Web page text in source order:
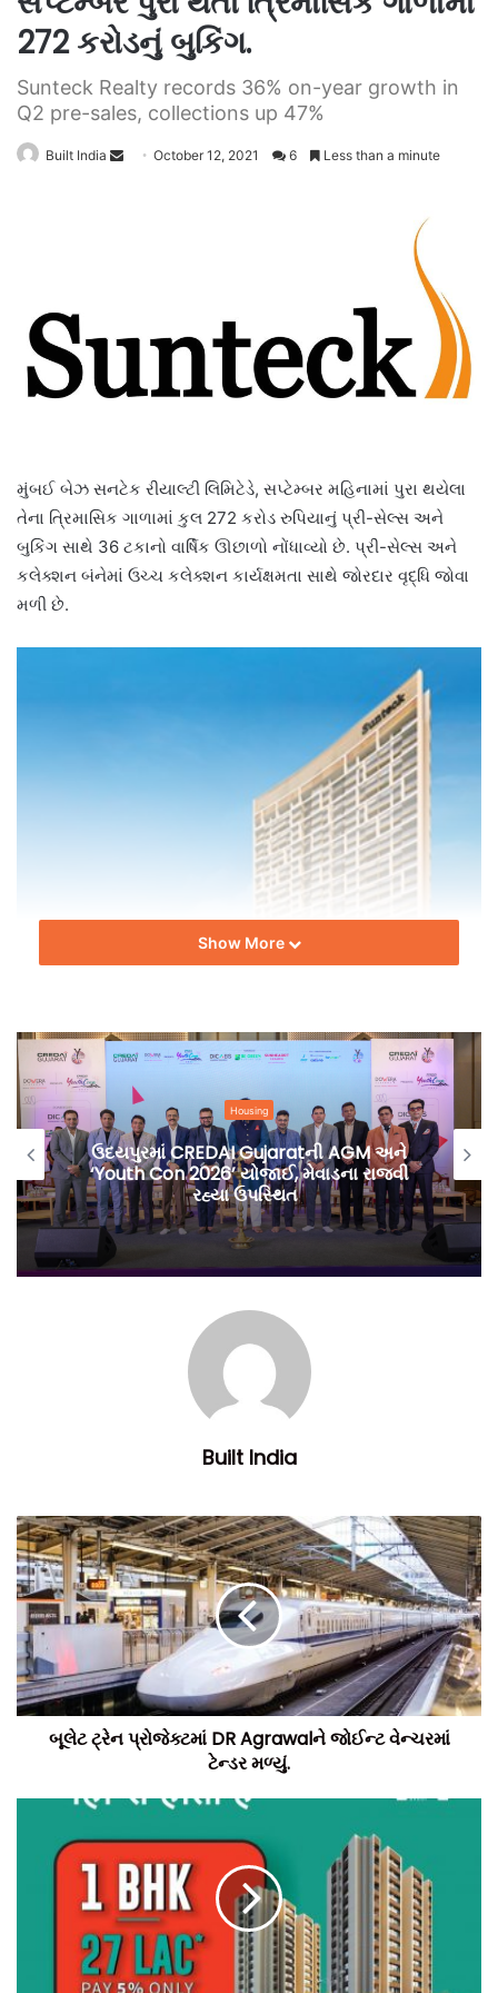
272 કરોડનું બુકિંગ.
Sunteck Realty records 36% on-year growth in
Q2 pre-sales, collections up 47%
Built India
SendOctober 12, 2021 6 Less than a minute
મુંબઈ બેઝ સનટેક રીયાલ્ટી લિમિટેડે, સપ્ટેમ્બર મહિનામાં પુરા થયેલા
તેના ત્રિમાસિક ગાળામાં કુલ 272 કરોડ રુપિયાનું પ્રી-સેલ્સ અને
બુકિંગ સાથે 36 ટકાનો વાર્ષિક ઊછાળો નોંધાવ્યો છે. પ્રી-સેલ્સ અને
કલેક્શન બંનેમાં ઉચ્ચ કલેક્શન કાર્યક્ષમતા સાથે જોરદાર વૃદ્ધિ જોવા
મળી છે.
ટીમ બિલ્ટ ઈન્ડિયા.
Show More
Housing
ઉદયપુરમાં CREDAI Gujaratની AGM અને
‘Youth Con 2026’ યોજાઈ, મેવાડના રાજવી
રહ્યા ઉપસ્થિત
Built India
બૂલેટ ટ્રેન પ્રોજેક્ટમાં DR Agrawalને જોઈન્ટ વેન્ચરમાં
ટેન્ડર મળ્યું.